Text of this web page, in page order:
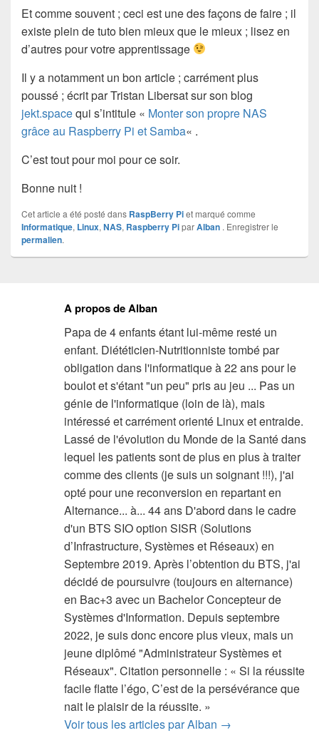
Et comme souvent ; ceci est une des façons de faire ; il
existe plein de tuto bien mieux que le mieux ; lisez en
d’autres pour votre apprentissage
Il y a notamment un bon article ; carrément plus
poussé ; écrit par Tristan Libersat sur son blog
jekt.spacequi s’intitule « Monter son propre NAS
grâce au Raspberry Pi et Samba« .
C’est tout pour moi pour ce soir.
Bonne nuit !
Cet article a été posté dans RaspBerry Piet marqué comme
Informatique, Linux, NAS, Raspberry PiparAlban . Enregistrer le
permalien.
A propos de Alban
Papa de 4 enfants étant lui-même resté un
enfant. Diététicien-Nutritionniste tombé par
obligation dans l'informatique à 22 ans pour le
boulot et s'étant "un peu" pris au jeu ... Pas un
génie de l'informatique (loin de là), mais
intéressé et carrément orienté Linux et entraide.
Lassé de l'évolution du Monde de la Santé dans
lequel les patients sont de plus en plus à traiter
comme des clients (je suis un soignant !!!), j'ai
opté pour une reconversion en repartant en
Alternance... à... 44 ans D'abord dans le cadre
d'un BTS SIO option SISR (Solutions
d’Infrastructure, Systèmes et Réseaux) en
Septembre 2019. Après l’obtention du BTS, j'ai
décidé de poursuivre (toujours en alternance)
en Bac+3 avec un Bachelor Concepteur de
Systèmes d'Information. Depuis septembre
2022, je suis donc encore plus vieux, mais un
jeune diplômé "Administrateur Systèmes et
Réseaux". Citation personnelle : « Si la réussite
facile flatte l’égo, C’est de la persévérance que
nait le plaisir de la réussite. »
Voir tous les articles par Alban →